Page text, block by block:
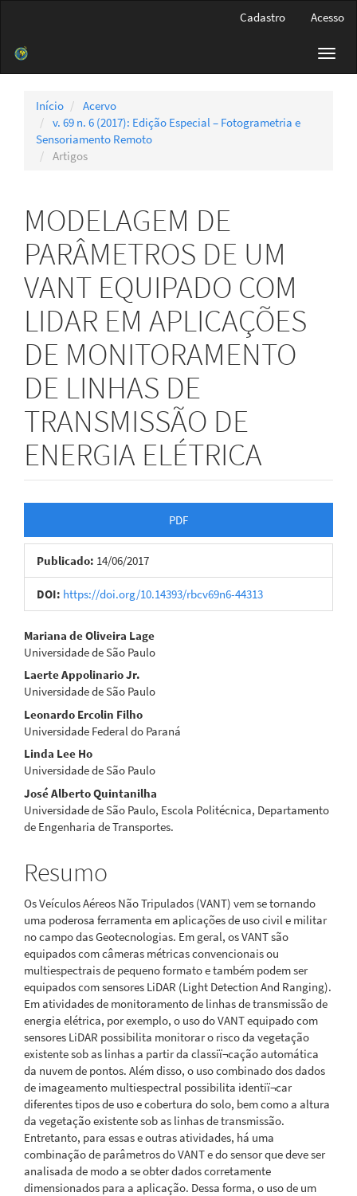
Barra
Cadastro Acesso
Início
Acervo
v. 69 n. 6 (2017): Edição Especial – Fotogrametria e
Sensoriamento Remoto
Artigos
MODELAGEM DE
PARÂMETROS DE UM
VANT EQUIPADO COM
LIDAR EM APLICAÇÕES
DE MONITORAMENTO
DE LINHAS DE
TRANSMISSÃO DE
ENERGIA ELÉTRICA
lateral
de
artigos
PDF
Publicado: 14/06/2017
DOI: https://doi.org/10.14393/rbcv69n6-44313
Conteúdo
do
artigo
principal
Mariana de Oliveira Lage
Universidade de São Paulo
Laerte Appolinario Jr.
Universidade de São Paulo
Leonardo Ercolin Filho
Universidade Federal do Paraná
Linda Lee Ho
Universidade de São Paulo
José Alberto Quintanilha
Universidade de São Paulo, Escola Politécnica, Departamento
de Engenharia de Transportes.
Resumo
Os Veículos Aéreos Não Tripulados (VANT) vem se tornando
uma poderosa ferramenta em aplicações de uso civil e militar
no campo das Geotecnologias. Em geral, os VANT são
equipados com câmeras métricas convencionais ou
multiespectrais de pequeno formato e também podem ser
equipados com sensores LiDAR (Light Detection And Ranging).
Em atividades de monitoramento de linhas de transmissão de
energia elétrica, por exemplo, o uso do VANT equipado com
sensores LiDAR possibilita monitorar o risco da vegetação
existente sob as linhas a partir da classiï¬cação automática
da nuvem de pontos. Além disso, o uso combinado dos dados
de imageamento multiespectral possibilita identiï¬car
diferentes tipos de uso e cobertura do solo, bem como a altura
da vegetação existente sob as linhas de transmissão.
Entretanto, para essas e outras atividades, há uma
combinação de parâmetros do VANT e do sensor que deve ser
analisada de modo a se obter dados corretamente
dimensionados para a aplicação. Dessa forma, o uso de um